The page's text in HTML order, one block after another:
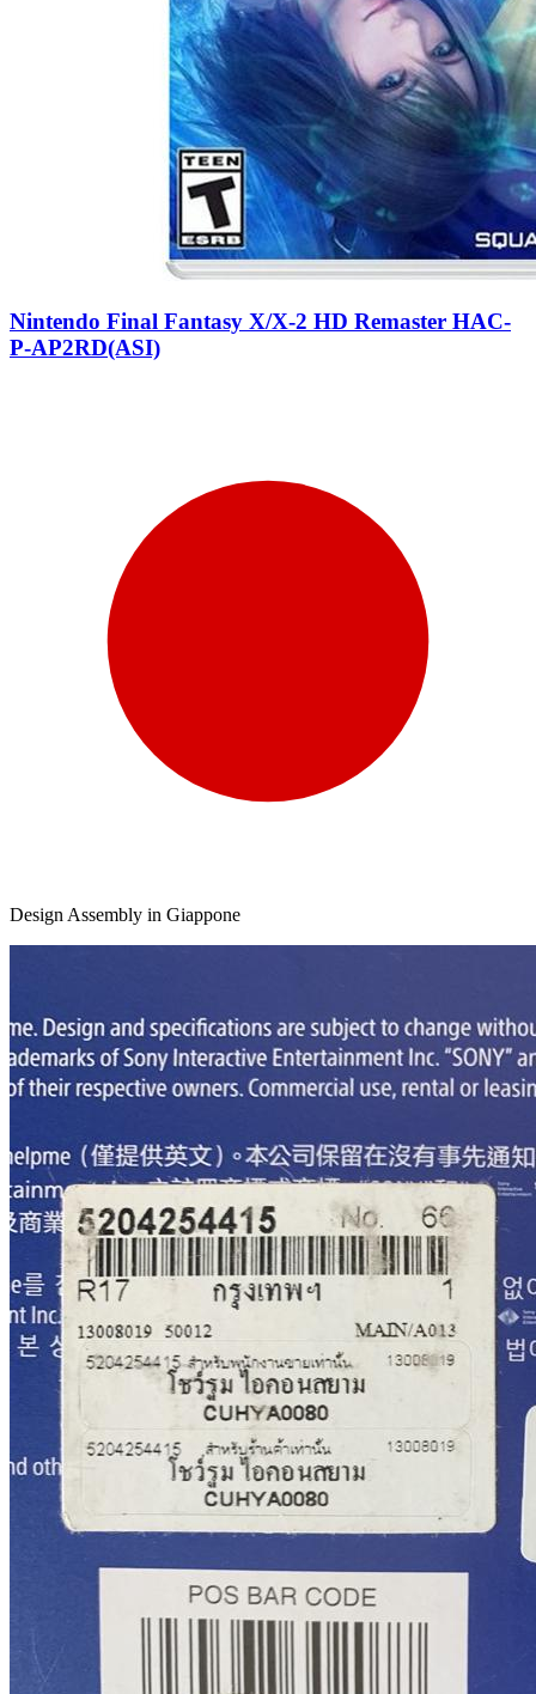
Nintendo Final Fantasy X/X-2 HD Remaster HAC-
P-AP2RD(ASI)
Design Assembly in Giappone